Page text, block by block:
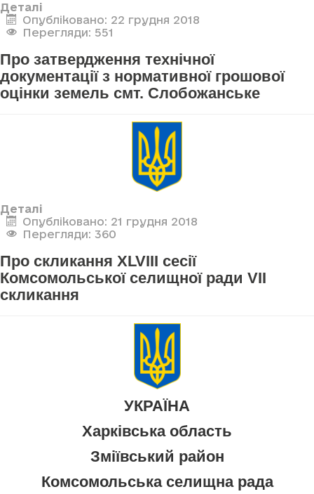
Деталі
Опубліковано: 22 грудня 2018
Перегляди: 551
Про затвердження технічної
документації з нормативної грошової
оцінки земель смт. Слобожанське
Деталі
Опубліковано: 21 грудня 2018
Перегляди: 360
Про скликання XLVIII сесії
Комсомольської селищної ради VII
скликання
УКРАЇНА
Харківська область
Зміївський район
Комсомольська селищна рада